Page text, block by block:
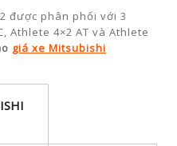
được phân phối với 3
Athlete 4×2 AT và Athlete
giá xe Mitsubishi